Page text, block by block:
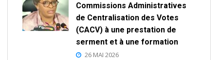
Commissions Administratives
de Centralisation des Votes
(CACV) à une prestation de
serment et à une formation
26 MAI 2026